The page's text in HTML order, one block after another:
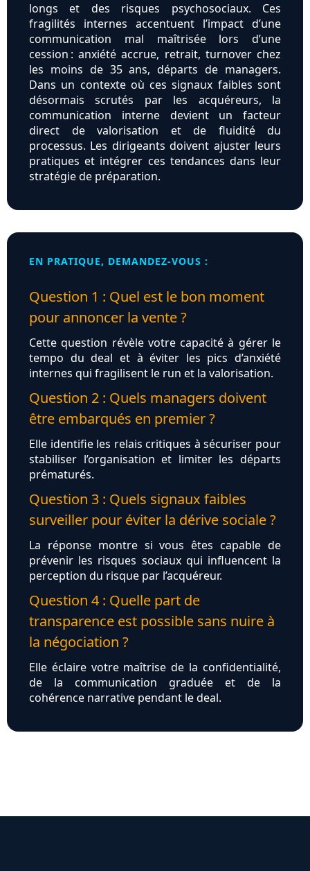
longs et des risques psychosociaux. Ces
fragilités internes accentuent l’impact d’une
communication mal maîtrisée lors d’une
cession : anxiété accrue, retrait, turnover chez
les moins de 35 ans, départs de managers.
Dans un contexte où ces signaux faibles sont
désormais scrutés par les acquéreurs, la
communication interne devient un facteur
direct de valorisation et de fluidité du
processus. Les dirigeants doivent ajuster leurs
pratiques et intégrer ces tendances dans leur
stratégie de préparation.
EN PRATIQUE, DEMANDEZ-VOUS :
Question 1 : Quel est le bon moment
pour annoncer la vente ?
Cette question révèle votre capacité à gérer le
tempo du deal et à éviter les pics d’anxiété
internes qui fragilisent le run et la valorisation.
Question 2 : Quels managers doivent
être embarqués en premier ?
Elle identifie les relais critiques à sécuriser pour
stabiliser l’organisation et limiter les départs
prématurés.
Question 3 : Quels signaux faibles
surveiller pour éviter la dérive sociale ?
La réponse montre si vous êtes capable de
prévenir les risques sociaux qui influencent la
perception du risque par l’acquéreur.
Question 4 : Quelle part de
transparence est possible sans nuire à
la négociation ?
Elle éclaire votre maîtrise de la confidentialité,
de la communication graduée et de la
cohérence narrative pendant le deal.